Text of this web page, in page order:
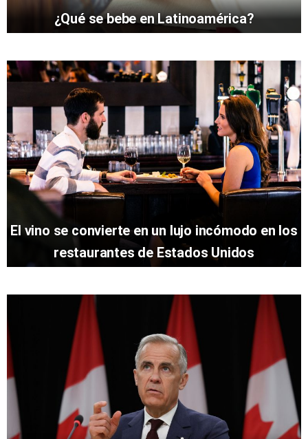
¿Qué se bebe en Latinoamérica?
El vino se convierte en un lujo incómodo en los
restaurantes de Estados Unidos